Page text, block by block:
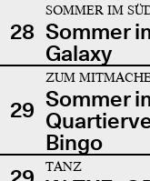
28
SOMMER IM
Sommer
Galaxy
29
ZUM
Sommer
Bingo
TANZ